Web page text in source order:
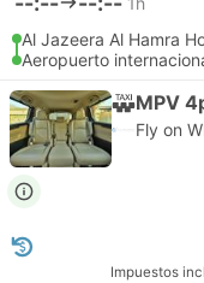
Al Jazeera Al Hamra
Aeropuerto
MPV
Fly on
Impuestos